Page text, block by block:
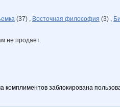
(37) , Восточная философия (3) ,
не продает.
комплиментов заблокирована